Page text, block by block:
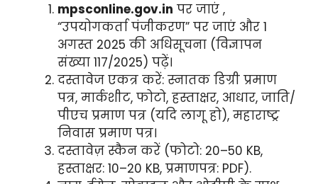
mpsconline.gov.in पर जाएं ,
“उपयोगकर्ता पंजीकरण” पर जाएं और 1
अगस्त 2025 की अधिसूचना (विज्ञापन
संख्या 117/2025) पढ़ें।
दस्तावेज एकत्र करें: स्नातक डिग्री प्रमाण
पत्र, मार्कशीट, फोटो, हस्ताक्षर, आधार, जाति/
पीएच प्रमाण पत्र (यदि लागू हो), महाराष्ट्र
निवास प्रमाण पत्र।
दस्तावेज़ स्कैन करें (फोटो: 20–50 KB,
हस्ताक्षर: 10–20 KB, प्रमाणपत्र: PDF).